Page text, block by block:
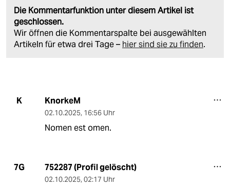
Die Kommentarfunktion unter diesem Artikel ist
geschlossen.
Wir öffnen die Kommentarspalte bei ausgewählten
Artikeln für etwa drei Tage – hier sind sie zu finden.
K KnorkeM
02.10.2025, 16:56 Uhr
Nomen est omen.
7G 752287 (Profil gelöscht)
02.10.2025, 02:17 Uhr